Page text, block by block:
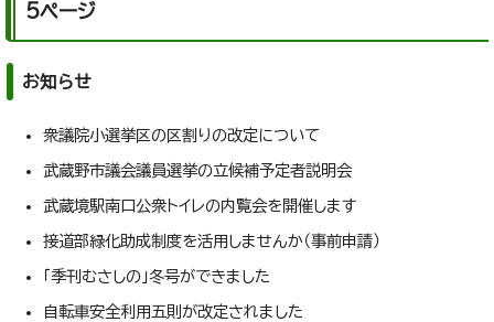
5ページ
お知らせ
衆議院小選挙区の区割りの改定について
武蔵野市議会議員選挙の立候補予定者説明会
武蔵境駅南口公衆トイレの内覧会を開催します
接道部緑化助成制度を活用しませんか（事前申請）
「季刊むさしの」冬号ができました
自転車安全利用五則が改定されました